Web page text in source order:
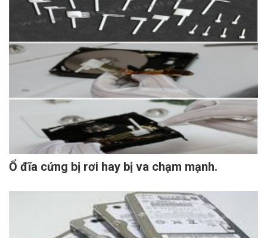
Ổ đĩa cứng bị rơi hay bị va chạm mạnh.